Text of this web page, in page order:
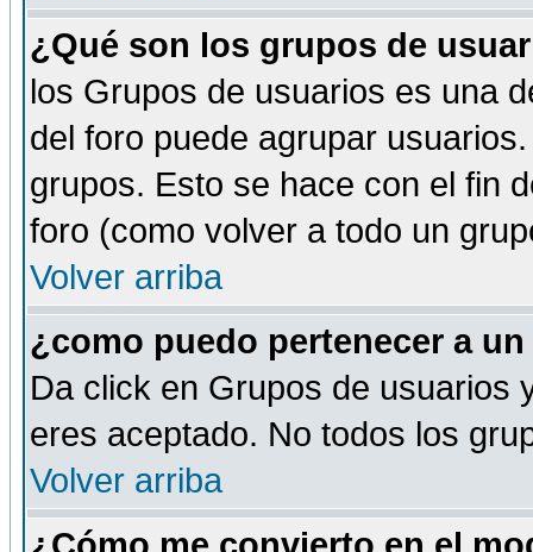
¿Qué son los grupos de
los Grupos de usuarios es una
del foro puede agrupar
grupos. Esto se hace con el fin
foro (como volver a todo un
Volver arriba
¿como puedo pertenecer a
Da click en Grupos de usuarios
eres aceptado. No todos los
Volver arriba